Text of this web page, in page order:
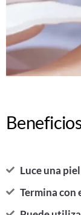
Luce una
Termina con